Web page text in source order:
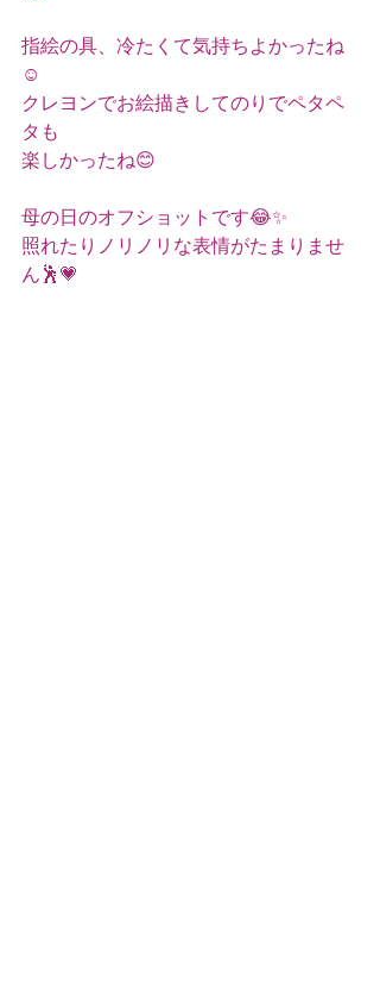
指絵の具、冷たくて気持ちよかったね
☺️
クレヨンでお絵描きしてのりでペタペ
タも
楽しかったね😊
母の日のオフショットです😂✨
照れたりノリノリな表情がたまりませ
ん🕺💗